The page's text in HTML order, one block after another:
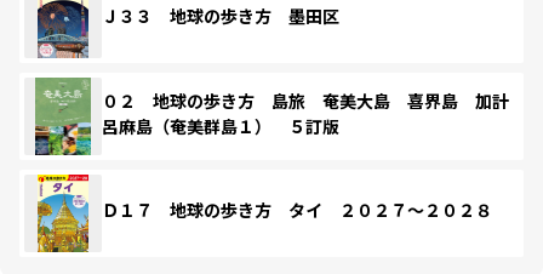
Ｊ３３ 地球の歩き方 墨田区
０２ 地球の歩き方 島旅 奄美大島 喜界島 加計
呂麻島（奄美群島１） ５訂版
Ｄ１７ 地球の歩き方 タイ ２０２７～２０２８